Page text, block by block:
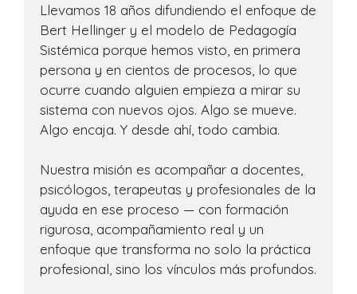
Llevamos 18 años difundiendo el enfoque de
Bert Hellinger y el modelo de Pedagogía
Sistémica porque hemos visto, en primera
persona y en cientos de procesos, lo que
ocurre cuando alguien empieza a mirar su
sistema con nuevos ojos. Algo se mueve.
Algo encaja. Y desde ahí, todo cambia.
Nuestra misión es acompañar a docentes,
psicólogos, terapeutas y profesionales de la
ayuda en ese proceso — con formación
rigurosa, acompañamiento real y un
enfoque que transforma no solo la práctica
profesional, sino los vínculos más profundos.